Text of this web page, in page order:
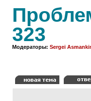
323
Модераторы: Sergei